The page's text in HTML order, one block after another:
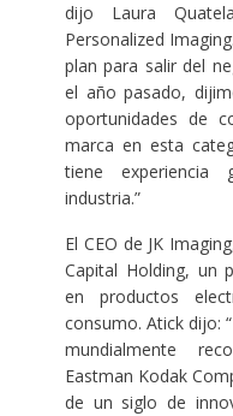
dijo Laura
Personalized
plan para salir del
el año pasado,
oportunidades de
marca en esta
tiene
industria.”
El CEO de JK
Capital Holding, un
en productos
consumo. Atick dijo:
mundialmente
Eastman Kodak
de un siglo de